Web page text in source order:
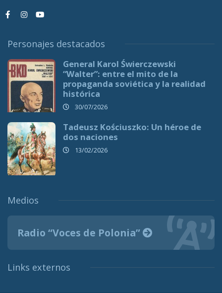
Personajes destacados
General Karol Świerczewski
“Walter”: entre el mito de la
propaganda soviética y la realidad
histórica
30/07/2026
Tadeusz Kościuszko: Un héroe de
dos naciones
13/02/2026
Medios
Radio “Voces de Polonia”
Links externos